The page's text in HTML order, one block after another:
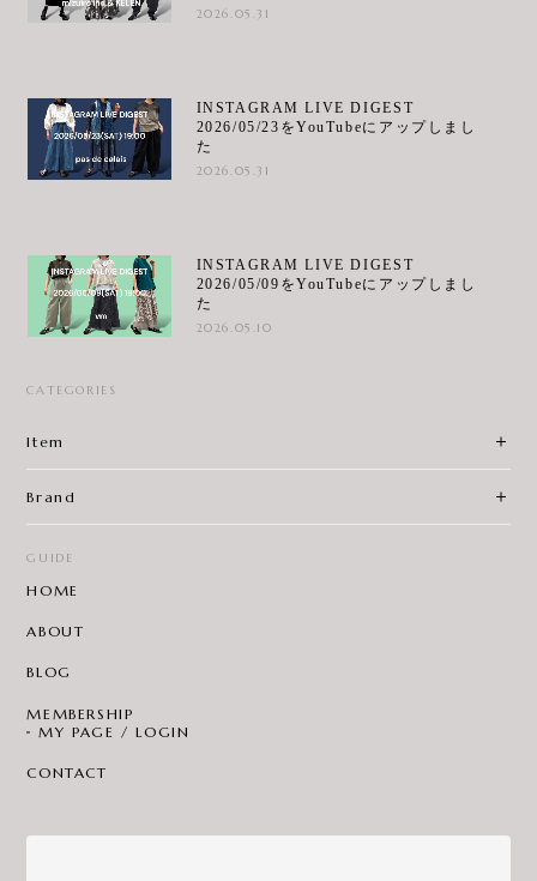
2026.05.31
INSTAGRAM LIVE DIGEST
2026/05/23をYouTubeにアップしまし
た
2026.05.31
INSTAGRAM LIVE DIGEST
2026/05/09をYouTubeにアップしまし
た
2026.05.10
CATEGORIES
Item
Brand
GUIDE
HOME
ABOUT
BLOG
MEMBERSHIP
MY PAGE / LOGIN
CONTACT